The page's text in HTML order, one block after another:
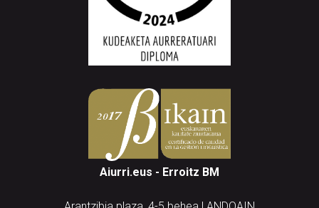
Aiurri.eus - Erroitz BM